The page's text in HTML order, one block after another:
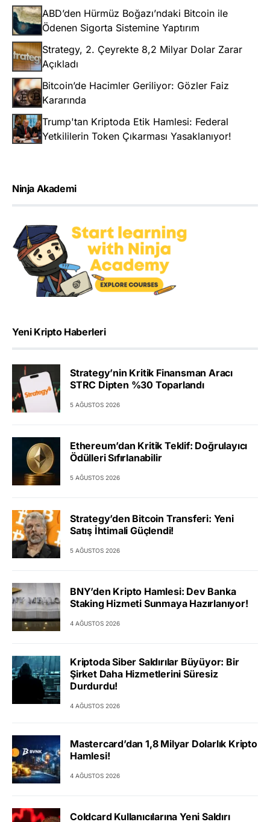
ABD’den Hürmüz Boğazı’ndaki Bitcoin ile
Ödenen Sigorta Sistemine Yaptırım
Strategy, 2. Çeyrekte 8,2 Milyar Dolar Zarar
Açıkladı
Bitcoin’de Hacimler Geriliyor: Gözler Faiz
Kararında
Trump'tan Kriptoda Etik Hamlesi: Federal
Yetkililerin Token Çıkarması Yasaklanıyor!
Ninja Akademi
Yeni Kripto Haberleri
Strategy’nin Kritik Finansman Aracı
STRC Dipten %30 Toparlandı
5 AĞUSTOS 2026
Ethereum’dan Kritik Teklif: Doğrulayıcı
Ödülleri Sıfırlanabilir
5 AĞUSTOS 2026
Strategy’den Bitcoin Transferi: Yeni
Satış İhtimali Güçlendi!
5 AĞUSTOS 2026
BNY’den Kripto Hamlesi: Dev Banka
Staking Hizmeti Sunmaya Hazırlanıyor!
4 AĞUSTOS 2026
Kriptoda Siber Saldırılar Büyüyor: Bir
Şirket Daha Hizmetlerini Süresiz
Durdurdu!
4 AĞUSTOS 2026
Mastercard’dan 1,8 Milyar Dolarlık Kripto
Hamlesi!
4 AĞUSTOS 2026
Coldcard Kullanıcılarına Yeni Saldırı